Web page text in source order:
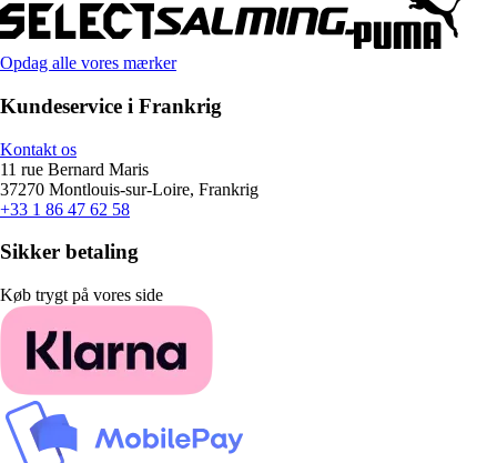
Opdag alle vores mærker
Kundeservice i Frankrig
Kontakt os
11 rue Bernard Maris
37270 Montlouis-sur-Loire, Frankrig
+33 1 86 47 62 58
Sikker betaling
Køb trygt på vores side